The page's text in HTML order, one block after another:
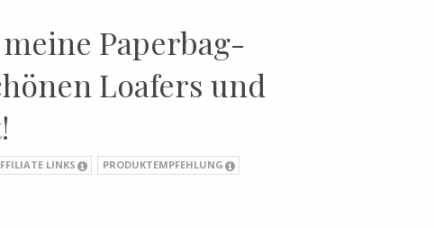
Paperbag-
Loafers und
LINKS
PRODUKTEMPFEHLUNG